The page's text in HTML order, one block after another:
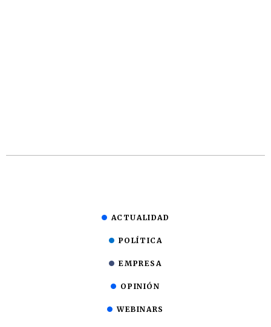
ACTUALIDAD
POLÍTICA
EMPRESA
OPINIÓN
WEBINARS